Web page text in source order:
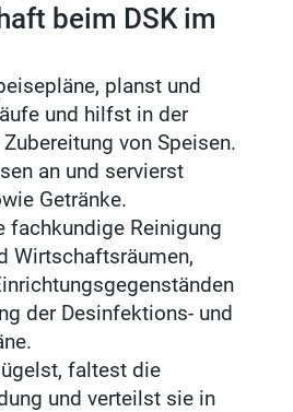
beim DSK im
planst und
und hilfst in der
von Speisen.
an und servierst
Getränke.
fachkundige Reinigung
Wirtschaftsräumen,
der Desinfektions- und
faltest die
und verteilst sie in